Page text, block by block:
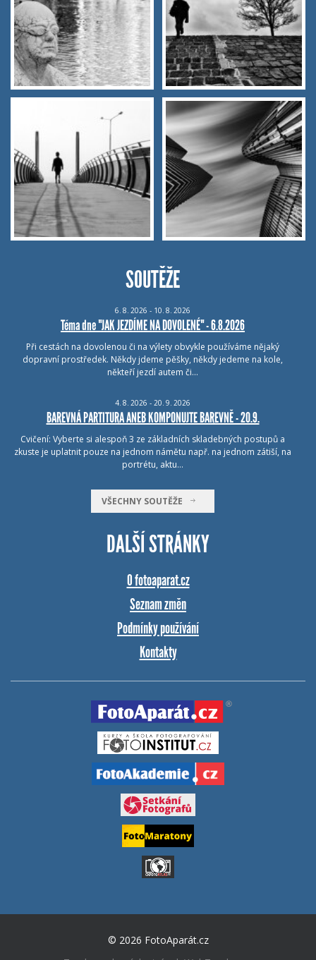
SOUTĚŽE
6. 8. 2026 - 10. 8. 2026
Téma dne "JAK JEZDÍME NA DOVOLENÉ" - 6.8.2026
Při cestách na dovolenou či na výlety obvykle používáme nějaký
dopravní prostředek. Někdy jdeme pěšky, někdy jedeme na kole,
někteří jezdí autem či…
4. 8. 2026 - 20. 9. 2026
BAREVNÁ PARTITURA ANEB KOMPONUJTE BAREVNĚ - 20.9.
Cvičení: Vyberte si alespoň 3 ze základních skladebných postupů a
zkuste je uplatnit pouze na jednom námětu např. na jednom zátiší, na
portrétu, aktu…
VŠECHNY SOUTĚŽE
DALŠÍ STRÁNKY
O fotoaparat.cz
Seznam změn
Podmínky používání
Kontakty
© 2026 FotoAparát.cz